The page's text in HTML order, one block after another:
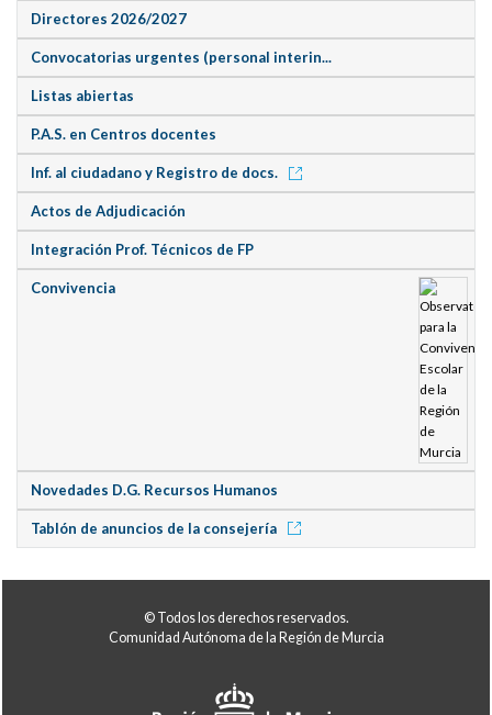
Directores 2026/2027
Convocatorias urgentes (personal interin...
Listas abiertas
P.A.S. en Centros docentes
Inf. al ciudadano y Registro de docs.
Actos de Adjudicación
Integración Prof. Técnicos de FP
Convivencia
Novedades D.G. Recursos Humanos
Tablón de anuncios de la consejería
© Todos los derechos reservados.
Comunidad Autónoma de la Región de Murcia